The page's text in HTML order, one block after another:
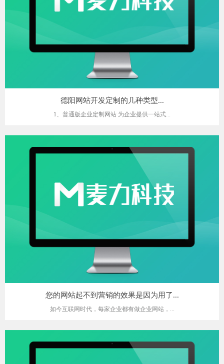
德阳网站开发定制的几种类型...
1、普通版企业定制网站 为企业提供一站式...
您的网站起不到营销的效果是因为用了...
如今互联网时代，每家企业都有做企业网站，...